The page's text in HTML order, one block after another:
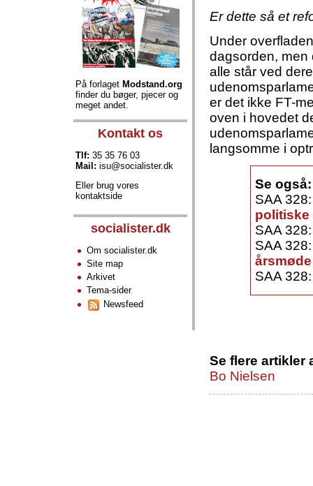
Er dette så et
Under
dagsorden, men
alle står ved
er det ikke FT-
oven i hovedet
langsomme i
Se også:
SAA
politiske
SAA
SAA
årsmøde
SAA
Se flere artikler
Bo Nielsen
På forlaget Modstand.org
finder du bøger, pjecer og
meget andet.
Kontakt os
Tlf: 35 35 76 03
Mail: isu@socialister.dk
Eller brug vores
kontaktside
socialister.dk
Om socialister.dk
Site map
Arkivet
Tema-sider
Newsfeed